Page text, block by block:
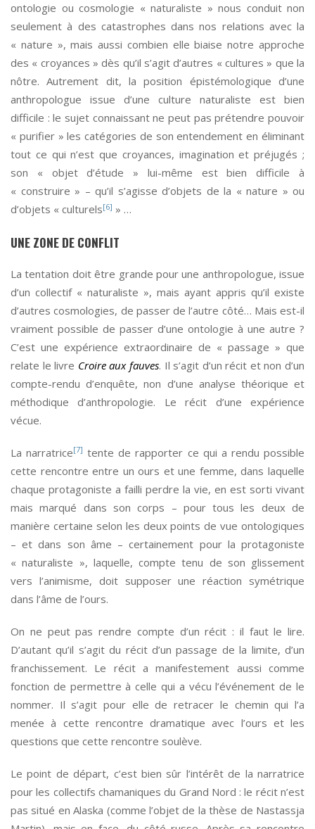
ontologie ou cosmologie « naturaliste » nous conduit non
seulement à des catastrophes dans nos relations avec la
« nature », mais aussi combien elle biaise notre approche
des « croyances » dès qu’il s’agit d’autres « cultures » que la
nôtre. Autrement dit, la position épistémologique d’une
anthropologue issue d’une culture naturaliste est bien
difficile : le sujet connaissant ne peut pas prétendre pouvoir
« purifier » les catégories de son entendement en éliminant
tout ce qui n’est que croyances, imagination et préjugés ;
son « objet d’étude » lui-même est bien difficile à
« construire » – qu’il s’agisse d’objets de la « nature » ou
d’objets « culturels[6] » …
UNE ZONE DE CONFLIT
La tentation doit être grande pour une anthropologue, issue
d’un collectif « naturaliste », mais ayant appris qu’il existe
d’autres cosmologies, de passer de l’autre côté… Mais est-il
vraiment possible de passer d’une ontologie à une autre ?
C’est une expérience extraordinaire de « passage » que
relate le livre Croire aux fauves. Il s’agit d’un récit et non d’un
compte-rendu d’enquête, non d’une analyse théorique et
méthodique d’anthropologie. Le récit d’une expérience
vécue.
La narratrice[7] tente de rapporter ce qui a rendu possible
cette rencontre entre un ours et une femme, dans laquelle
chaque protagoniste a failli perdre la vie, en est sorti vivant
mais marqué dans son corps – pour tous les deux de
manière certaine selon les deux points de vue ontologiques
– et dans son âme – certainement pour la protagoniste
« naturaliste », laquelle, compte tenu de son glissement
vers l’animisme, doit supposer une réaction symétrique
dans l’âme de l’ours.
On ne peut pas rendre compte d’un récit : il faut le lire.
D’autant qu’il s’agit du récit d’un passage de la limite, d’un
franchissement. Le récit a manifestement aussi comme
fonction de permettre à celle qui a vécu l’événement de le
nommer. Il s’agit pour elle de retracer le chemin qui l’a
menée à cette rencontre dramatique avec l’ours et les
questions que cette rencontre soulève.
Le point de départ, c’est bien sûr l’intérêt de la narratrice
pour les collectifs chamaniques du Grand Nord : le récit n’est
pas situé en Alaska (comme l’objet de la thèse de Nastassja